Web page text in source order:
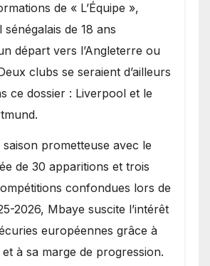
de « L’Équipe »,
sénégalais de 18 ans
départ vers l’Angleterre ou
clubs se seraient d’ailleurs
ce dossier : Liverpool et le
saison prometteuse avec le
de 30 apparitions et trois
confondues lors de
2026, Mbaye suscite l’intérêt
européennes grâce à
à sa marge de progression.